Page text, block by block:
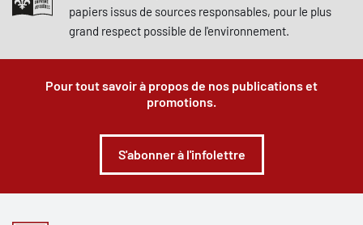
papiers issus de sources responsables, pour le plus
grand respect possible de l'environnement.
Pour tout savoir à propos de nos publications et
promotions.
S'abonner à l'infolettre